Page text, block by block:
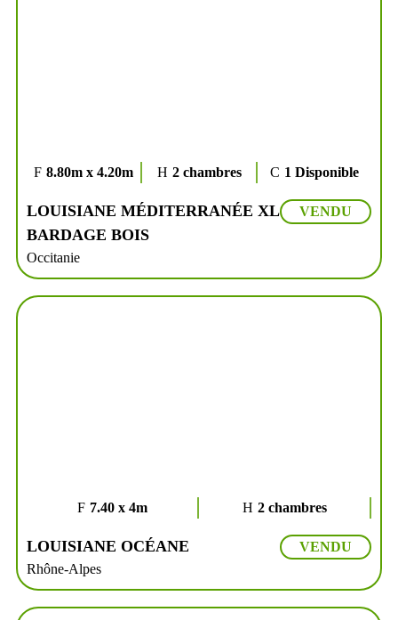
8.80m x 4.20m 2 chambres 1 Disponible
LOUISIANE MÉDITERRANÉE XL
BARDAGE BOIS
Occitanie
VENDU
7.40 x 4m 2 chambres
LOUISIANE OCÉANE
Rhône-Alpes
VENDU